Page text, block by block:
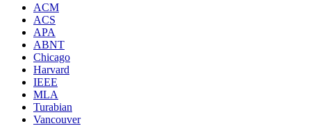
ACM
ACS
APA
ABNT
Chicago
Harvard
IEEE
MLA
Turabian
Vancouver